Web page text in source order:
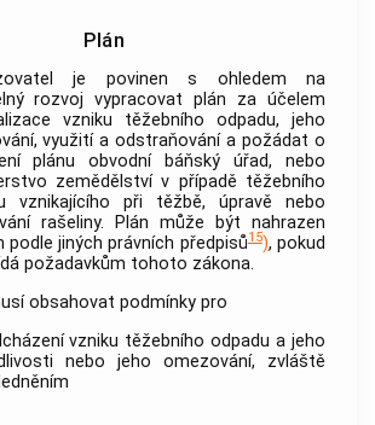
Plán
je povinen s ohledem na
rozvoj vypracovat plán za účelem
vzniku těžebního odpadu, jeho
využití a odstraňování a požádat o
plánu obvodní báňský úřad, nebo
zemědělství v případě těžebního
vznikajícího při těžbě, úpravě nebo
rašeliny. Plán může být nahrazen
podle jiných právních předpisů15), pokud
požadavkům tohoto zákona.
obsahovat podmínky pro
vzniku těžebního odpadu a jeho
nebo jeho omezování, zvláště